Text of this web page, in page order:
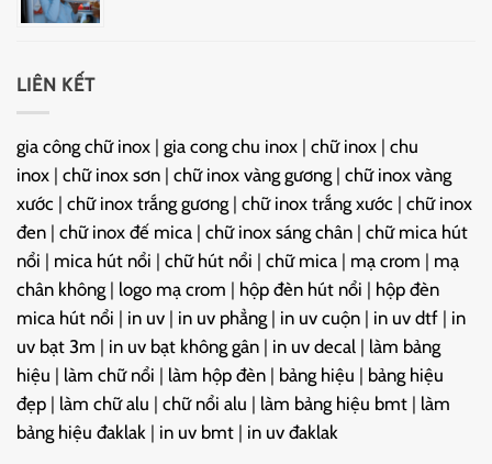
LIÊN KẾT
gia công chữ inox | gia cong chu inox | chữ inox | chu
inox | chữ inox sơn | chữ inox vàng gương | chữ inox vàng
xước | chữ inox trắng gương | chữ inox trắng xước | chữ inox
đen | chữ inox đế mica | chữ inox sáng chân | chữ mica hút
nổi | mica hút nổi | chữ hút nổi | chữ mica | mạ crom | mạ
chân không | logo mạ crom | hộp đèn hút nổi | hộp đèn
mica hút nổi | in uv | in uv phẳng | in uv cuộn | in uv dtf | in
uv bạt 3m | in uv bạt không gân | in uv decal | làm bảng
hiệu | làm chữ nổi | làm hộp đèn | bảng hiệu | bảng hiệu
đẹp | làm chữ alu | chữ nổi alu | làm bảng hiệu bmt | làm
bảng hiệu đaklak | in uv bmt | in uv đaklak